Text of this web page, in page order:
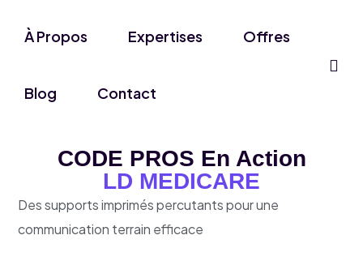
À Propos Expertises Offres
Blog Contact
CODE PROS En Action
LD MEDICARE
Des supports imprimés percutants pour une
communication terrain efficace